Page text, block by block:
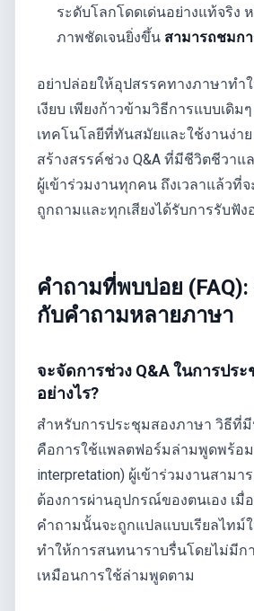
ระดับโลกโดดเด่นอย่างแท้จริง
ภาพชัดเจนยิ่งขึ้น สามารถชมก
อย่าปล่อยให้อุปสรรคทางภาษาท
เงียบ เพียงก้าวข้ามวิธีการแบบเดิม
เทคโนโลยีที่ทันสมัยและใช้งานง่า
สร้างสรรค์ช่วง Q&A ที่มีชีวิตชีวาแ
ผู้เข้าร่วมงานทุกคน ถึงเวลาแล้วที่
ถูกถามและทุกเสียงได้รับการรับฟัง
คำถามที่พบบ่อย
กับคำถามหลายภาษา
จะจัดการช่วง Q&A ในการปร
อย่างไร?
สำหรับการประชุมสองภาษา วิธีที่
คือการใช้แพลตฟอร์มล่ามพูดพร้อม
interpretation) ผู้เข้าร่วมงานสามา
ต้องการผ่านอุปกรณ์ของตนเอง เมื่
คำถามนั้นจะถูกแปลแบบเรียลไทม์
ทำให้การสนทนาราบรื่นโดยไม่มีก
เหมือนการใช้ล่ามพูดตาม